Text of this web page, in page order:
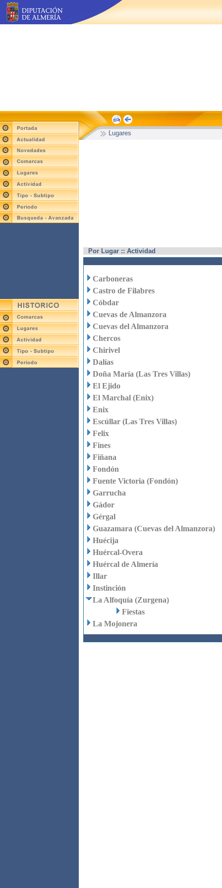
Lugares
Por Lugar :: Actividad
Carboneras
Castro de Filabres
Cóbdar
Cuevas de Almanzora
Cuevas del Almanzora
Chercos
Chirivel
Dalías
Doña María (Las Tres Villas)
El Ejido
El Marchal (Enix)
Enix
Escúllar (Las Tres Villas)
Felix
Fines
Fiñana
Fondón
Fuente Victoria (Fondón)
Garrucha
Gádor
Gérgal
Guazamara (Cuevas del Almanzora)
Huécija
Huércal-Overa
Huércal de Almería
Illar
Instinción
La Alfoquía (Zurgena)
Fiestas
La Mojonera